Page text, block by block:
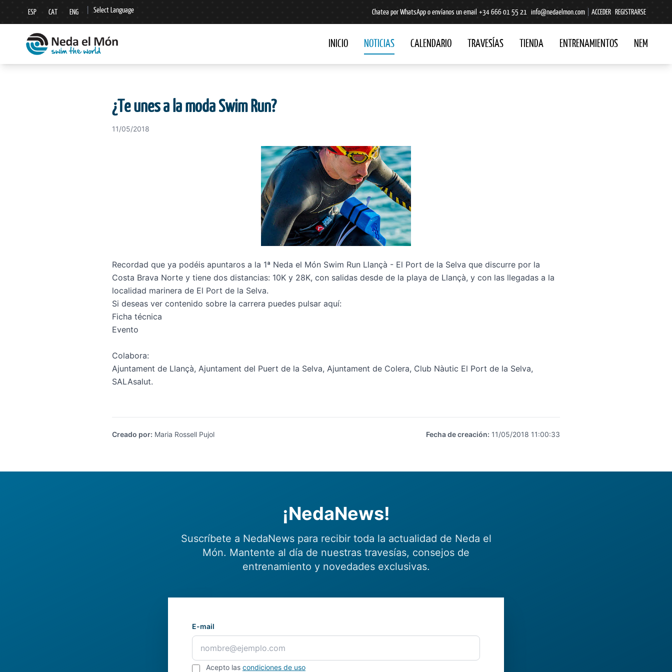
ESP CAT ENG Select Language
▼
Chatea por WhatsApp o envíanos un email +34 666 01 55 21 info@nedaelmon.com ACCEDER REGISTRARSE
INICIO NOTICIAS CALENDARIO TRAVESÍAS TIENDA ENTRENAMIENTOS NEM
¿Te unes a la moda Swim Run?
11/05/2018
Recordad que ya podéis apuntaros a la 1ª Neda el Món Swim Run Llançà - El Port de la Selva que discurre por la
Costa Brava Norte y tiene dos distancias: 10K y 28K, con salidas desde de la playa de Llançà, y con las llegadas a la
localidad marinera de El Port de la Selva.
Si deseas ver contenido sobre la carrera puedes pulsar aquí:
Ficha técnica
Evento
Colabora:
Ajuntament de Llançà, Ajuntament del Puert de la Selva, Ajuntament de Colera, Club Nàutic El Port de la Selva,
SALAsalut.
Creado por: Maria Rossell Pujol Fecha de creación: 11/05/2018 11:00:33
¡NedaNews!
Suscríbete a NedaNews para recibir toda la actualidad de Neda el
Món. Mantente al día de nuestras travesías, consejos de
entrenamiento y novedades exclusivas.
E-mail
Acepto las condiciones de uso